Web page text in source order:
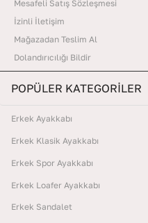
Mesafeli Satış Sözleşmesi
İzinli İletişim
Mağazadan Teslim Al
Dolandırıcılığı Bildir
POPÜLER KATEGORİLER
Erkek Ayakkabı
Erkek Klasik Ayakkabı
Erkek Spor Ayakkabı
Erkek Loafer Ayakkabı
Erkek Sandalet